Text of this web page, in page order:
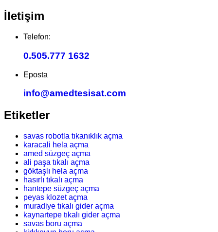
İletişim
Telefon:
0.505.777 1632
Eposta
info@amedtesisat.com
Etiketler
savas robotla tıkanıklık açma
karacali hela açma
amed süzgeç açma
ali paşa tıkalı açma
göktaşlı hela açma
hasırlı tıkalı açma
hantepe süzgeç açma
peyas klozet açma
muradiye tıkalı gider açma
kaynartepe tıkalı gider açma
savas boru açma